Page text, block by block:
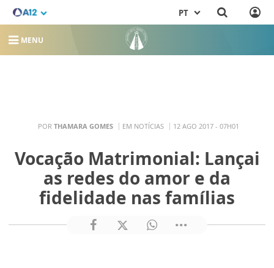
PT
MENU
POR THAMARA GOMES EM NOTÍCIAS 12 AGO 2017 - 07H01
Vocação Matrimonial: Lançai
as redes do amor e da
fidelidade nas famílias